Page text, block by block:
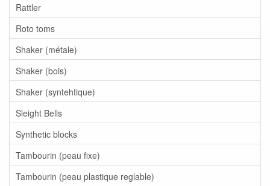
Rattler
Roto toms
Shaker (métale)
Shaker (bois)
Shaker (syntehtique)
Sleight Bells
Synthetic blocks
Tambourin (peau fixe)
Tambourin (peau plastique reglable)